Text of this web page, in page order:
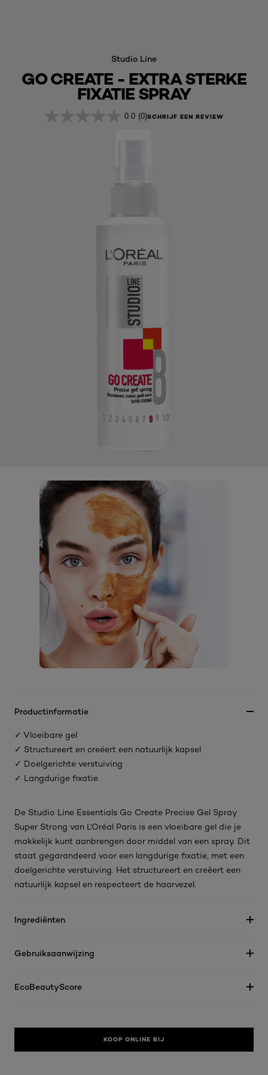
Studio Line
GO CREATE - EXTRA STERKE
FIXATIE SPRAY
0.0 (0)SCHRIJF EEN REVIEW
Productinformatie
✓ Vloeibare gel
✓ Structureert en creëert een natuurlijk kapsel
✓ Doelgerichte verstuiving
✓ Langdurige fixatie
De Studio Line Essentials Go Create Precise Gel Spray
Super Strong van L'Oréal Paris is een vloeibare gel die je
makkelijk kunt aanbrengen door middel van een spray. Dit
staat gegarandeerd voor een langdurige fixatie, met een
doelgerichte verstuiving. Het structureert en creëert een
natuurlijk kapsel en respecteert de haarvezel.
Ingrediënten
Gebruiksaanwijzing
EcoBeautyScore
KOOP ONLINE BIJ